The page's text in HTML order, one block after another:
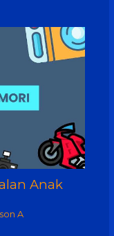
Anak
A